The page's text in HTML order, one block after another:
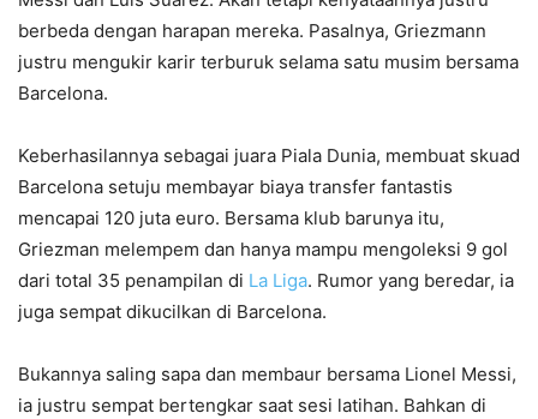
berbeda dengan harapan mereka. Pasalnya, Griezmann
justru mengukir karir terburuk selama satu musim bersama
Barcelona.
Keberhasilannya sebagai juara Piala Dunia, membuat skuad
Barcelona setuju membayar biaya transfer fantastis
mencapai 120 juta euro. Bersama klub barunya itu,
Griezman melempem dan hanya mampu mengoleksi 9 gol
dari total 35 penampilan di La Liga. Rumor yang beredar, ia
juga sempat dikucilkan di Barcelona.
Bukannya saling sapa dan membaur bersama Lionel Messi,
ia justru sempat bertengkar saat sesi latihan. Bahkan di